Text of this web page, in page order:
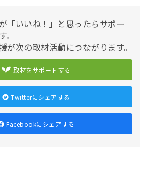
「いいね！」と思ったらサポー
が次の取材活動につながります。
取材をサポートする
Twitterにシェアする
Facebookにシェアする